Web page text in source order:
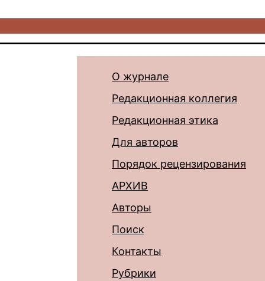
О журнале
Редакционная коллегия
Редакционная этика
Для авторов
Порядок рецензирования
АРХИВ
Авторы
Поиск
Контакты
Рубрики